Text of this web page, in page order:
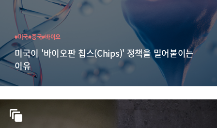
미국이 '바이오판 칩스(Chips)' 정책을 밀어붙이는
이유
#미국#중국#바이오